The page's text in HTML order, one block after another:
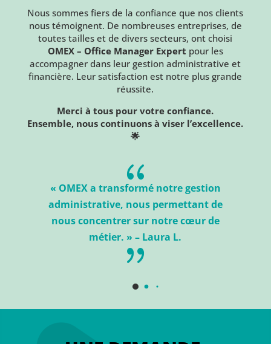
Nous sommes fiers de la confiance que nos clients
nous témoignent. De nombreuses entreprises, de
toutes tailles et de divers secteurs, ont choisi
OMEX – Office Manager Expert pour les
accompagner dans leur gestion administrative et
financière. Leur satisfaction est notre plus grande
réussite.
Merci à tous pour votre confiance.
Ensemble, nous continuons à viser l’excellence.
🌟
{
« OMEX a transformé notre gestion
administrative, nous permettant de
nous concentrer sur notre cœur de
métier. » – Laura L.
{